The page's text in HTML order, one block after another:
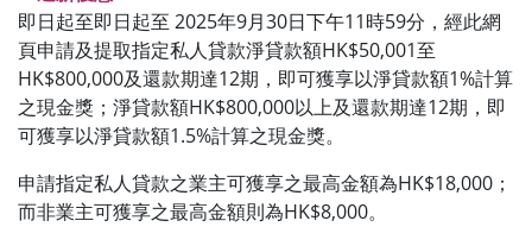
即日起至即日起至 2025年9月30日下午11時59分，經此網
頁申請及提取指定私人貸款淨貸款額HK$50,001至
HK$800,000及還款期達12期，即可獲享以淨貸款額1%計算
之現金獎；淨貸款額HK$800,000以上及還款期達12期，即
可獲享以淨貸款額1.5%計算之現金獎。
申請指定私人貸款之業主可獲享之最高金額為HK$18,000；
而非業主可獲享之最高金額則為HK$8,000。